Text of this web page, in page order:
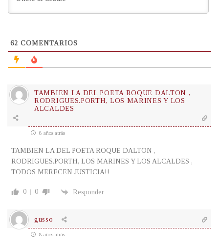
62 COMENTARIOS
TAMBIEN LA DEL POETA ROQUE DALTON ,
RODRIGUES.PORTH, LOS MARINES Y LOS
ALCALDES
8 años atrás
TAMBIEN LA DEL POETA ROQUE DALTON ,
RODRIGUES.PORTH, LOS MARINES Y LOS ALCALDES ,
TODOS MERECEN JUSTICIA!!
0 0 Responder
gusso
8 años atrás